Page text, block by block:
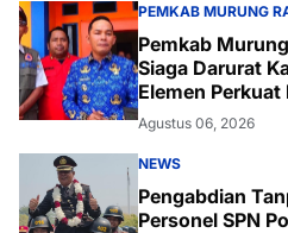
PEMKAB MURUNG
Pemkab
Siaga Darurat
Elemen Perkuat
Agustus 06, 2026
NEWS
Pengabdian
Personel SPN